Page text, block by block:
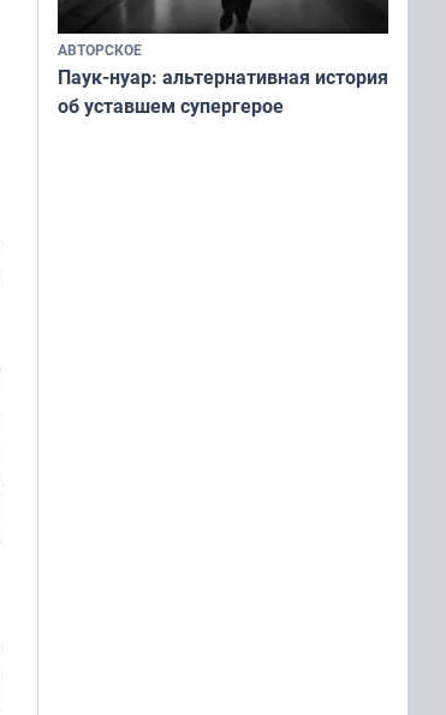
АВТОРСКОЕ
Паук-нуар: альтернативная история
об уставшем супергерое